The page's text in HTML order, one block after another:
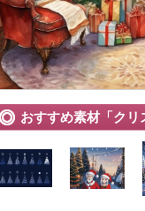
おすすめ素材「クリ